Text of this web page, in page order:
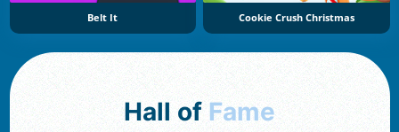
Belt It Cookie Crush Christmas
Hall of Fame